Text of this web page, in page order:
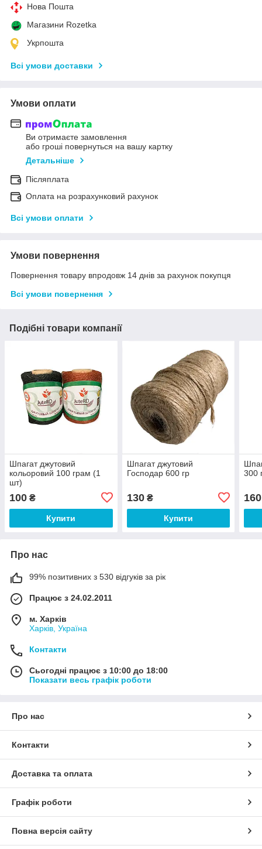
Нова Пошта
Магазини Rozetka
Укрпошта
Всі умови доставки
Умови оплати
Ви отримаєте замовлення
або гроші повернуться на вашу картку
Детальніше
Післяплата
Оплата на розрахунковий рахунок
Всі умови оплати
Умови повернення
Повернення товару впродовж 14 днів за рахунок покупця
Всі умови повернення
Подібні товари компанії
Шпагат джутовий
кольоровий 100 грам (1
шт)
100 ₴
Купити
Шпагат джутовий
Господар 600 гр
130₴
Купити
300
160
Про нас
99% позитивних з 530 відгуків за рік
Працює з 24.02.2011
м. Харків
Харків, Україна
Контакти
Сьогодні працює з 10:00 до 18:00
Показати весь графік роботи
Про нас
Контакти
Доставка та оплата
Графік роботи
Повна версія сайту